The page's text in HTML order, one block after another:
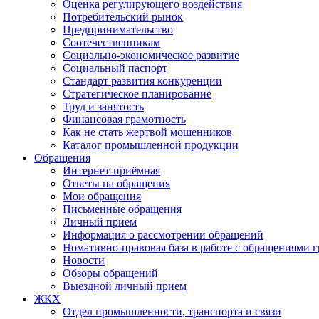
Оценка регулирующего воздействия
Потребительский рынок
Предпринимательство
Соотечественникам
Социально-экономическое развитие
Социальный паспорт
Стандарт развития конкуренции
Стратегическое планирование
Труд и занятость
Финансовая грамотность
Как не стать жертвой мошенников
Каталог промышленной продукции
Обращения
Интернет-приёмная
Ответы на обращения
Мои обращения
Письменные обращения
Личный прием
Информация о рассмотрении обращений
Номативно-правовая база в работе с обращениями
Новости
Обзоры обращений
Выездной личный прием
ЖКХ
Отдел промышленности, транспорта и связи